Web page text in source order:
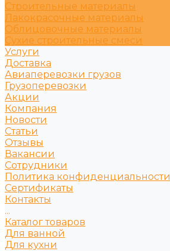
Строительные материалы
Лакокрасочные материалы
Облицовочные материалы
Сухие строительные смеси
Услуги
Доставка
Авиаперевозки грузов
Грузоперевозки
Акции
Компания
Новости
Статьи
Отзывы
Вакансии
Сотрудники
Политика конфиденциальности
Сертификаты
Контакты
...
Каталог товаров
Для ванной
Для кухни